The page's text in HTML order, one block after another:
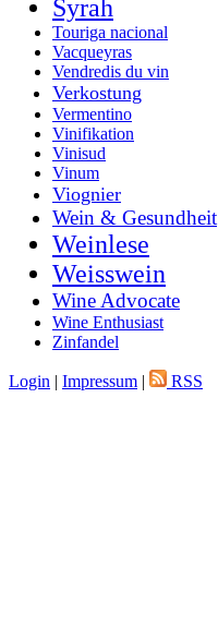
Syrah
Touriga nacional
Vacqueyras
Vendredis du vin
Verkostung
Vermentino
Vinifikation
Vinisud
Vinum
Viognier
Wein & Gesundheit
Weinlese
Weisswein
Wine Advocate
Wine Enthusiast
Zinfandel
Login | Impressum | RSS